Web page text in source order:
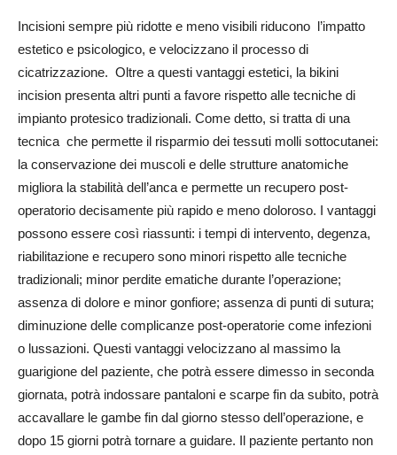
Incisioni sempre più ridotte e meno visibili riducono l’impatto
estetico e psicologico, e velocizzano il processo di
cicatrizzazione. Oltre a questi vantaggi estetici, la bikini
incision presenta altri punti a favore rispetto alle tecniche di
impianto protesico tradizionali. Come detto, si tratta di una
tecnica che permette il risparmio dei tessuti molli sottocutanei:
la conservazione dei muscoli e delle strutture anatomiche
migliora la stabilità dell’anca e permette un recupero post-
operatorio decisamente più rapido e meno doloroso. I vantaggi
possono essere così riassunti: i tempi di intervento, degenza,
riabilitazione e recupero sono minori rispetto alle tecniche
tradizionali; minor perdite ematiche durante l’operazione;
assenza di dolore e minor gonfiore; assenza di punti di sutura;
diminuzione delle complicanze post-operatorie come infezioni
o lussazioni. Questi vantaggi velocizzano al massimo la
guarigione del paziente, che potrà essere dimesso in seconda
giornata, potrà indossare pantaloni e scarpe fin da subito, potrà
accavallare le gambe fin dal giorno stesso dell’operazione, e
dopo 15 giorni potrà tornare a guidare. Il paziente pertanto non